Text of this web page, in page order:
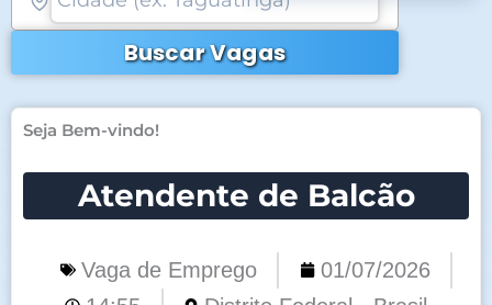
Buscar Vagas
Seja Bem-vindo!
Atendente de Balcão
Vaga de Emprego
01/07/2026